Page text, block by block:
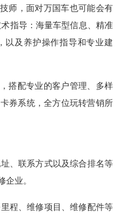
师，面对万国车也可能会有
指导：海量车型信息、精准
以及养护操作指导和专业建
搭配专业的客户管理、多样
券系统，全方位玩转营销所
、联系方式以及综合排名等
业。
程、维修项目、维修配件等